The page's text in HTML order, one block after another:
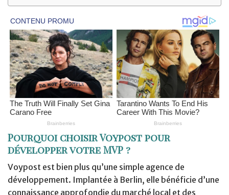
Pourquoi choisir Voypost pour
développer votre MVP ?
Voypost est bien plus qu’une simple agence de
développement. Implantée à Berlin, elle bénéficie d’une
connaissance approfondie du marché local et des